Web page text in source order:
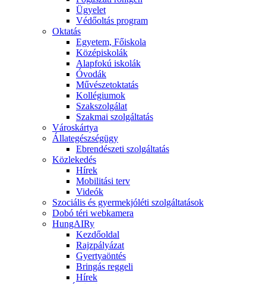
Ügyelet
Védőoltás program
Oktatás
Egyetem, Főiskola
Középiskolák
Alapfokú iskolák
Óvodák
Művészetoktatás
Kollégiumok
Szakszolgálat
Szakmai szolgáltatás
Városkártya
Állategészségügy
Ebrendészeti szolgáltatás
Közlekedés
Hírek
Mobilitási terv
Videók
Szociális és gyermekjóléti szolgáltatások
Dobó téri webkamera
HungAIRy
Kezdőoldal
Rajzpályázat
Gyertyaöntés
Bringás reggeli
Hírek